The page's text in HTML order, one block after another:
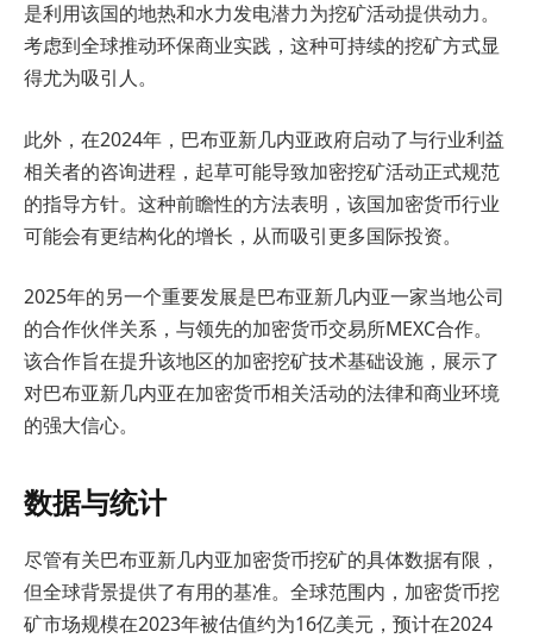
是利用该国的地热和水力发电潜力为挖矿活动提供动力。
考虑到全球推动环保商业实践，这种可持续的挖矿方式显
得尤为吸引人。
此外，在2024年，巴布亚新几内亚政府启动了与行业利益
相关者的咨询进程，起草可能导致加密挖矿活动正式规范
的指导方针。这种前瞻性的方法表明，该国加密货币行业
可能会有更结构化的增长，从而吸引更多国际投资。
2025年的另一个重要发展是巴布亚新几内亚一家当地公司
的合作伙伴关系，与领先的加密货币交易所MEXC合作。
该合作旨在提升该地区的加密挖矿技术基础设施，展示了
对巴布亚新几内亚在加密货币相关活动的法律和商业环境
的强大信心。
数据与统计
尽管有关巴布亚新几内亚加密货币挖矿的具体数据有限，
但全球背景提供了有用的基准。全球范围内，加密货币挖
矿市场规模在2023年被估值约为16亿美元，预计在2024